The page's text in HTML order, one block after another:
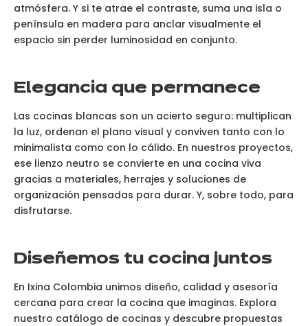
atmósfera. Y si te atrae el contraste, suma una isla o
península en madera para anclar visualmente el
espacio sin perder luminosidad en conjunto.
Elegancia que permanece
Las cocinas blancas son un acierto seguro: multiplican
la luz, ordenan el plano visual y conviven tanto con lo
minimalista como con lo cálido. En nuestros proyectos,
ese lienzo neutro se convierte en una cocina viva
gracias a materiales, herrajes y soluciones de
organización pensadas para durar. Y, sobre todo, para
disfrutarse.
Diseñemos tu cocina juntos
En Ixina Colombia unimos diseño, calidad y asesoría
cercana para crear la cocina que imaginas. Explora
nuestro catálogo de cocinas y descubre propuestas